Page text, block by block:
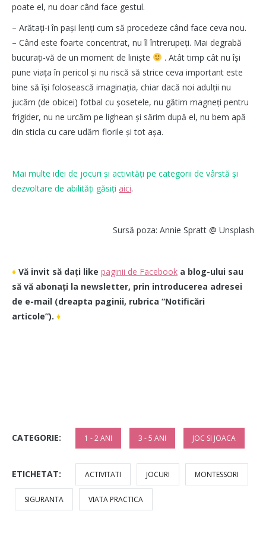
poate el, nu doar când face gestul.
– Arătați-i în pași lenți cum să procedeze când face ceva nou.
– Când este foarte concentrat, nu îl întrerupeți. Mai degrabă
bucurați-vă de un moment de liniște
. Atât timp cât nu își
pune viața în pericol și nu riscă să strice ceva important este
bine să își folosească imaginația, chiar dacă noi adulții nu
jucăm (de obicei) fotbal cu șosetele, nu gătim magneți pentru
frigider, nu ne urcăm pe lighean și sărim după el, nu bem apă
din sticla cu care udăm florile și tot așa.
Mai multe idei de jocuri și activități pe categorii de vârstă și
dezvoltare de abilități găsiți aici.
Sursă poza: Annie Spratt @ Unsplash
♦ Vă invit să dați like paginii de Facebook a blog-ului sau
să vă abonați la newsletter, prin introducerea adresei
de e-mail (dreapta paginii, rubrica “Notificări
articole”). ♦
CATEGORIE: 1 - 2 ANI 3 - 5 ANI JOC SI JOACA
ETICHETAT: ACTIVITATI JOCURI MONTESSORI
SIGURANTA VIATA PRACTICA